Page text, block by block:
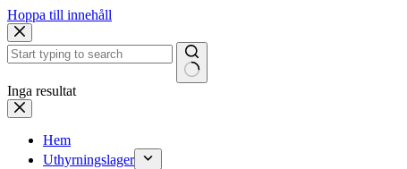
Hoppa till innehåll
Inga resultat
Hem
Uthyrningslager